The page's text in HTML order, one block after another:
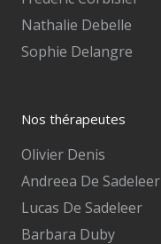
Nathalie Debelle
Sophie Delangre
Nos thérapeutes
Olivier Denis
Andreea De Sadeleer
Lucas De Sadeleer
Barbara Duby